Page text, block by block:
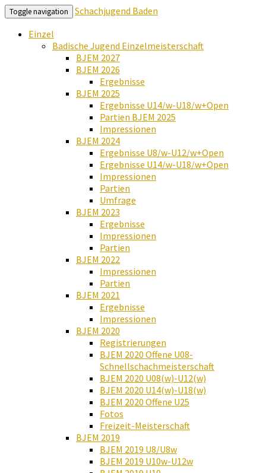
Toggle navigation
Schachjugend Baden
Einzel
Badische Jugend Einzelmeisterschaft
BJEM 2027
BJEM 2026
Ergebnisse
BJEM 2025
Ergebnisse U14/w-U18/w+Open
Partien BJEM 2025
Impressionen
BJEM 2024
Ergebnisse U8/w-U12/w+Open
Ergebnisse U14/w-U18/w+Open
Impressionen
Partien
Umfrage
BJEM 2023
Ergebnisse
Impressionen
Partien
BJEM 2022
Impressionen
Partien
BJEM 2021
Ergebnisse
Impressionen
BJEM 2020
Registrierungen
BJEM 2020 Offene U08-
Schnellschachmeisterschaft
BJEM 2020 U08(w)-U12(w)
BJEM 2020 U14(w)-U18(w)
BJEM 2020 Offene U25
Fotos
Freizeit-Meisterschaft
BJEM 2019
BJEM 2019 U8/U8w
BJEM 2019 U10w-U12w